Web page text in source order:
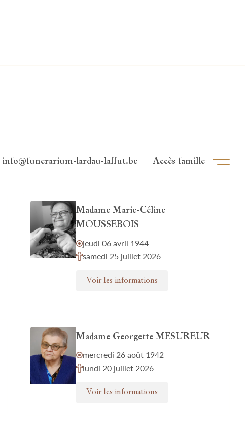
info@funerarium-lardau-laffut.be Accès famille
Madame Marie-Céline
MOUSSEBOIS
jeudi 06 avril 1944
samedi 25 juillet 2026
Voir les informations
Madame Georgette MESUREUR
mercredi 26 août 1942
lundi 20 juillet 2026
Voir les informations